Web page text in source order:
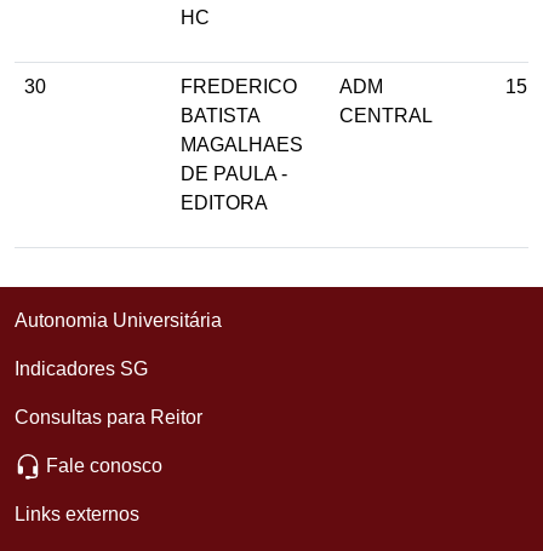
HC
30
FREDERICO
BATISTA
MAGALHAES
DE PAULA -
EDITORA
ADM
CENTRAL
15
Autonomia Universitária
Indicadores SG
Consultas para Reitor
Fale conosco
Links externos